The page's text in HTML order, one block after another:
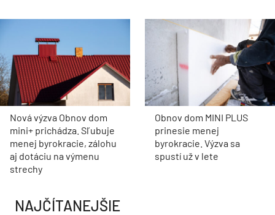
Nová výzva Obnov dom
mini+ prichádza. Sľubuje
menej byrokracie, zálohu
aj dotáciu na výmenu
strechy
Obnov dom MINI PLUS
prinesie menej
byrokracie. Výzva sa
spustí už v lete
NAJČÍTANEJŠIE